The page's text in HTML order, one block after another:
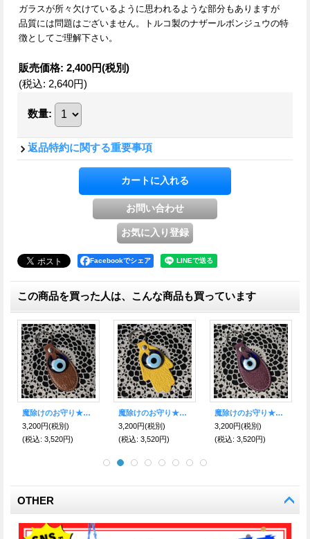
ガラスが所々欠けているように思われるような部分もありますが
品質には問題はございません。
トルコ製のナザールボンジュウの特
徴としてご理解下さい。
販売価格: 2,400円(税別)
(税込: 2,640円)
数量:
返品特約に関する重要事項
Facebookでシェア
この商品を買った人は、こんな商品も買っています
魔除けのお守り★ナザールボンジュウ★レザーキーリング【ブラウン】
3,200円(税別)
(税込: 3,520円)
魔除けのお守り★ハムサ＆ナザールボンジュウ★レザーキーリング【イエロー】
3,200円(税別)
(税込: 3,520円)
魔除けのお守り★ナザールボンジュウ★レザーキーリング【パープル】
3,200円(税別)
(税込: 3,520円)
OTHER